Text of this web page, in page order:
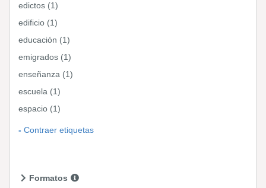
edictos (1)
edificio (1)
educación (1)
emigrados (1)
enseñanza (1)
escuela (1)
espacio (1)
Contraer etiquetas
Formatos